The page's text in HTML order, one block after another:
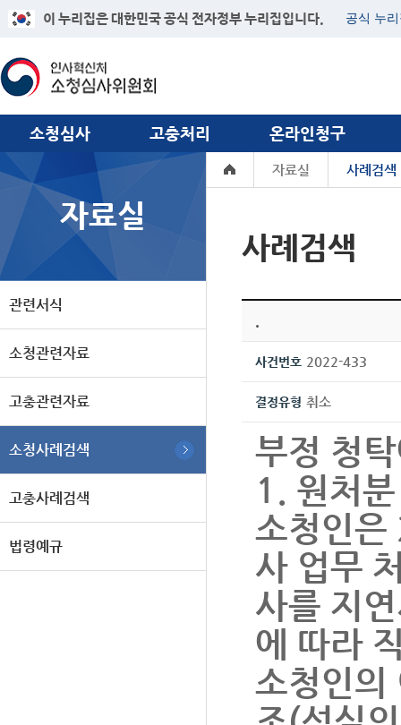
이 누리집은 대한민국 공식 전자정부 누리집입니다. 공식 누
소청심사 고충처리 온라인청구
자료실
관련서식
소청관련자료
고충관련자료
소청사례검색
고충사례검색
법령예규
자료실 사례검색
사례검색
.
사건번호 2022-433
결정유형 취소
부정 청
1. 원처
소청인
사 업무
사를 지
에 따라
소청인의